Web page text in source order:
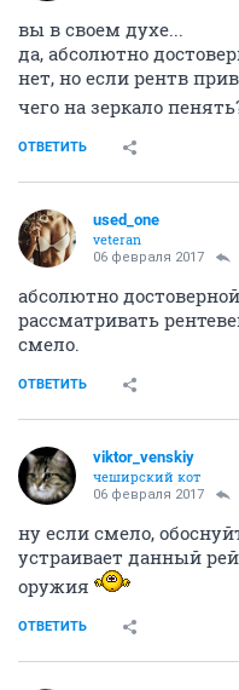
вы в своем духе...
да, абсолютно
нет, но если рентв
чего на зеркало
ОТВЕТИТЬ
used_one
veteran
06 февраля 2017
абсолютно
рассматривать
смело.
ОТВЕТИТЬ
viktor_venskiy
чеширский кот
06 февраля 2017
ну если смело,
устраивает данный
оружия
ОТВЕТИТЬ